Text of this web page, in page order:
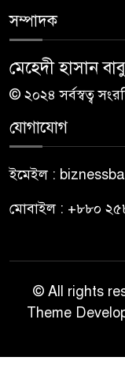
সম্পাদক
মেহেদী হাসান বাবু
© ২০২৪ সর্বস্বত্ব
যোগাযোগ
ইমেইল :
মোবাইল : +৮৮০
© All rights
Theme